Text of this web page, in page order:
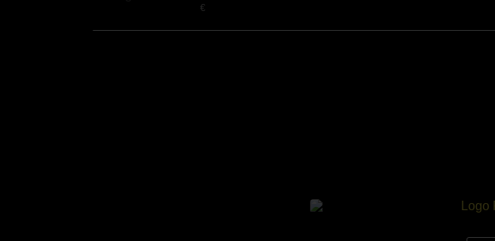
€